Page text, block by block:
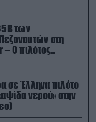
των
στη
Ο πιλότος
σε Έλληνα πιλότο
νερού» στην